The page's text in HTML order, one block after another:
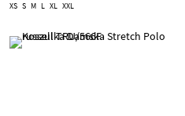
XS S M L XL XXL